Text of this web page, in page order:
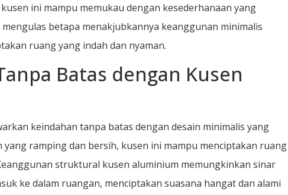
ini mampu memukau dengan kesederhanaan yang
betapa menakjubkannya keanggunan minimalis
ruang yang indah dan nyaman.
Batas dengan Kusen
keindahan tanpa batas dengan desain minimalis yang
yang ramping dan bersih, kusen ini mampu menciptakan ruang
struktural kusen aluminium memungkinkan sinar
ke dalam ruangan, menciptakan suasana hangat dan alami